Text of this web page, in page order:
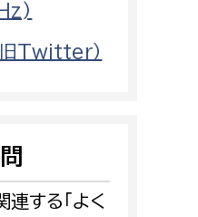
旧Twitter）
する「よく